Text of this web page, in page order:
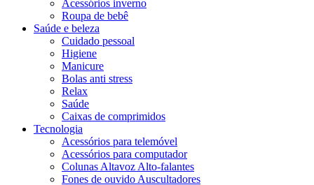
Acessórios inverno
Roupa de bebê
Saúde e beleza
Cuidado pessoal
Higiene
Manicure
Bolas anti stress
Relax
Saúde
Caixas de comprimidos
Tecnologia
Acessórios para telemóvel
Acessórios para computador
Colunas Altavoz Alto-falantes
Fones de ouvido Auscultadores